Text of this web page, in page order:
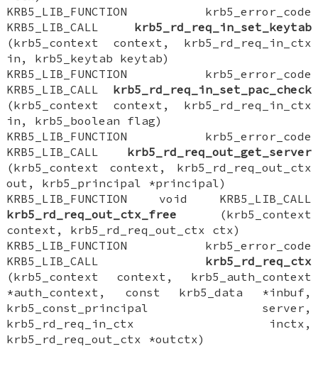
KRB5_LIB_FUNCTION krb5_error_code
KRB5_LIB_CALL krb5_rd_req_in_set_keytab
(krb5_context context, krb5_rd_req_in_ctx
in, krb5_keytab keytab)
KRB5_LIB_FUNCTION krb5_error_code
KRB5_LIB_CALL krb5_rd_req_in_set_pac_check
(krb5_context context, krb5_rd_req_in_ctx
in, krb5_boolean flag)
KRB5_LIB_FUNCTION krb5_error_code
KRB5_LIB_CALL krb5_rd_req_out_get_server
(krb5_context context, krb5_rd_req_out_ctx
out, krb5_principal *principal)
KRB5_LIB_FUNCTION void KRB5_LIB_CALL
krb5_rd_req_out_ctx_free (krb5_context
context, krb5_rd_req_out_ctx ctx)
KRB5_LIB_FUNCTION krb5_error_code
KRB5_LIB_CALL krb5_rd_req_ctx
(krb5_context context, krb5_auth_context
*auth_context, const krb5_data *inbuf,
krb5_const_principal server,
krb5_rd_req_in_ctx inctx,
krb5_rd_req_out_ctx *outctx)